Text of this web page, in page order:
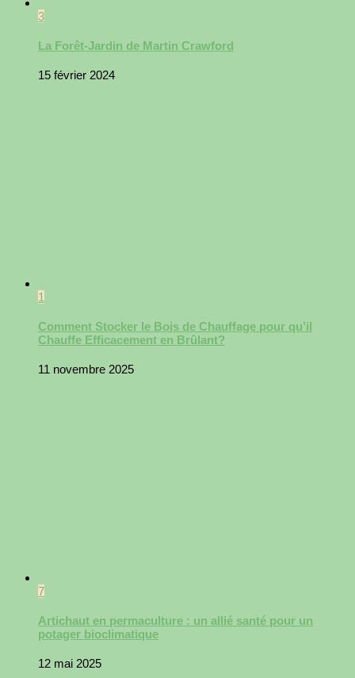
3
La Forêt-Jardin de Martin Crawford
15 février 2024
1
Comment Stocker le Bois de Chauffage pour qu’il
Chauffe Efficacement en Brûlant?
11 novembre 2025
7
Artichaut en permaculture : un allié santé pour un
potager bioclimatique
12 mai 2025